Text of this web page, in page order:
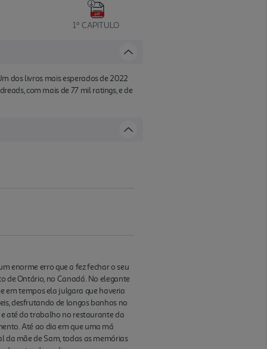
1º CAPITULO
dos livros mais esperados de 2022
com mais de 77 mil ratings, e de
enorme erro que a fez fechar o seu
de Ontário, no Canadá. No elegante
em tempos ela julgara que haveria
desfrutando de longos banhos no
até do trabalho no restaurante da
Até ao dia em que uma má
da mãe de Sam, todas as memórias